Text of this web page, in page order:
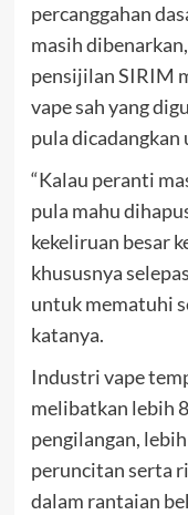
percanggahan
masih
pensijilan SIRIM
vape sah yang
pula
“Kalau peranti
pula mahu
kekeliruan besar
khususnya
untuk mematuhi
katanya.
Industri vape
melibatkan lebih
pengilangan,
peruncitan serta
dalam rantaian